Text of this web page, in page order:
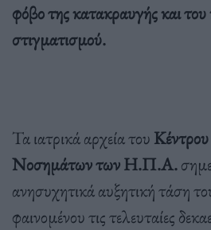
φόβο της κατακραυγής και του
στιγματισμού.
Τα ιατρικά αρχεία του
Νοσημάτων των Η.Π.Α.
ανησυχητικά αυξητική τάση
φαινομένου τις τελευταίες